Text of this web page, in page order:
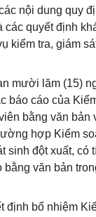
nội dung quy
các quyết định
kiểm tra, giám
mười lăm (15)
báo cáo của
bằng văn bản
hợp Kiểm
sinh đột xuất, có
bằng văn bản
định bổ nhiệm